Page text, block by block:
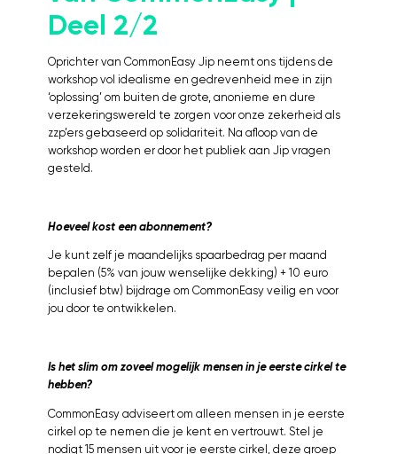
Deel 2/2
Oprichter van CommonEasy Jip neemt ons tijdens de
workshop vol idealisme en gedrevenheid mee in zijn
‘oplossing’ om buiten de grote, anonieme en dure
verzekeringswereld te zorgen voor onze zekerheid als
zzp’ers gebaseerd op solidariteit. Na afloop van de
workshop worden er door het publiek aan Jip vragen
gesteld.
Hoeveel kost een abonnement?
Je kunt zelf je maandelijks spaarbedrag per maand
bepalen (5% van jouw wenselijke dekking) + 10 euro
(inclusief btw) bijdrage om CommonEasy veilig en voor
jou door te ontwikkelen.
Is het slim om zoveel mogelijk mensen in je eerste cirkel te
hebben?
CommonEasy adviseert om alleen mensen in je eerste
cirkel op te nemen die je kent en vertrouwt. Stel je
nodigt 15 mensen uit voor je eerste cirkel, deze groep